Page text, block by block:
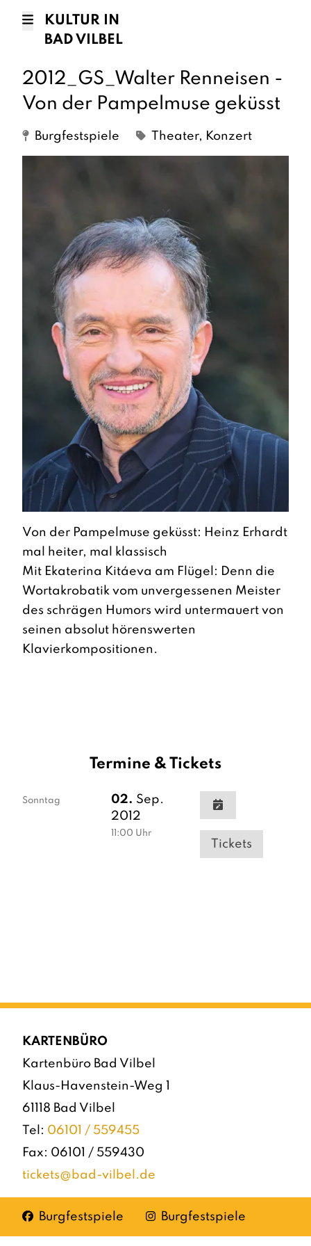
KULTUR IN
BAD VILBEL
2012_GS_Walter Renneisen -
Von der Pampelmuse geküsst
Burgfestspiele Theater, Konzert
Von der Pampelmuse geküsst: Heinz Erhardt
mal heiter, mal klassisch
Mit Ekaterina Kitáeva am Flügel: Denn die
Wortakrobatik vom unvergessenen Meister
des schrägen Humors wird untermauert von
seinen absolut hörenswerten
Klavierkompositionen.
Termine & Tickets
Sonntag 02. Sep.
2012
11:00 Uhr
Tickets
KARTENBÜRO
Kartenbüro Bad Vilbel
Klaus-Havenstein-Weg 1
61118 Bad Vilbel
Tel: 06101 / 559455
Fax: 06101 / 559430
tickets@bad-vilbel.de
Facebook
Burgfestspiele Instagram
Burgfestspiele